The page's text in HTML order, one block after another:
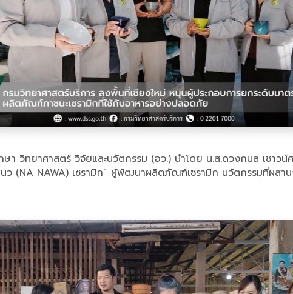
า วิทยาศาสตร์ วิจัยและนวัตกรรม (อว.) นำโดย น.ส.ดวงกมล เช
(NA NAWA) เซรามิก” ผู้พัฒนาผลิตภัณฑ์เซรามิก นวัตกรรมที่ผสา